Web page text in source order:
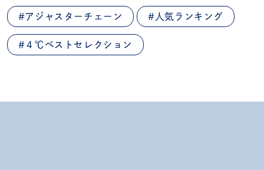
#アジャスターチェーン #人気ランキング
#４℃ベストセレクション